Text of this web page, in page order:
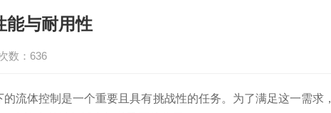
能与耐用性
数：636
体控制是一个重要且具有挑战性的任务。为了满足这一需求，